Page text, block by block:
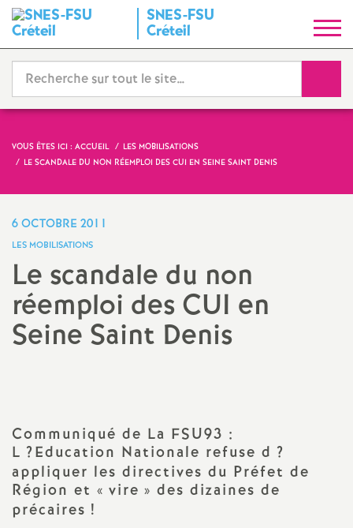
SNES-FSU
Créteil
y
n
d
i
t
i
VOUS ÊTES ICI : ACCUEIL
LES MOBILISATIONS
LE SCANDALE DU NON RÉEMPLOI DES CUI EN SEINE SAINT DENIS
6 OCTOBRE 2011
LES MOBILISATIONS
Le scandale du non
réemploi desCUI en
Seine Saint Denis
Communiqué de La FSU93 :
L ?Education Nationale refuse d ?
appliquer les directives du Préfet de
Région et « vire » des dizaines de
précaires !